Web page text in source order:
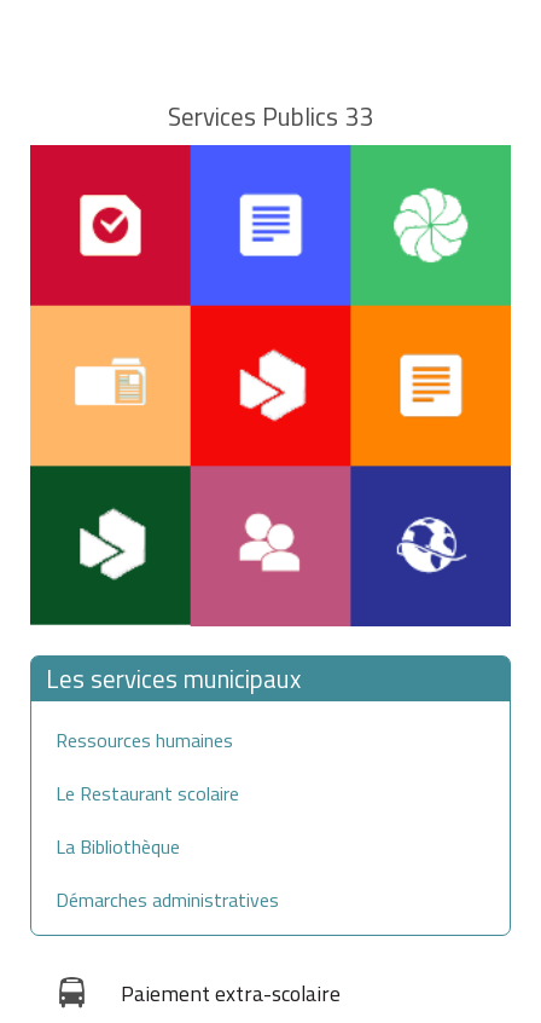
des luminaires,
caractéristiques du logement (aspirateur s'il y
carrelage ...).
Services Publics 33
Les services municipaux
Ressources humaines
Le Restaurant scolaire
La Bibliothèque
Démarches administratives
Paiement extra-scolaire